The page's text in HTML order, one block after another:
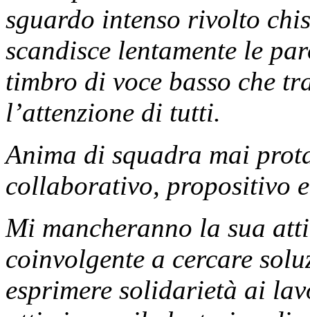
sguardo intenso rivolto
scandisce lentamente le
timbro di voce basso che
l’attenzione di tutti.
Anima di squadra mai
collaborativo, propositivo
Mi mancheranno la sua
coinvolgente a cercare
esprimere solidarietà ai